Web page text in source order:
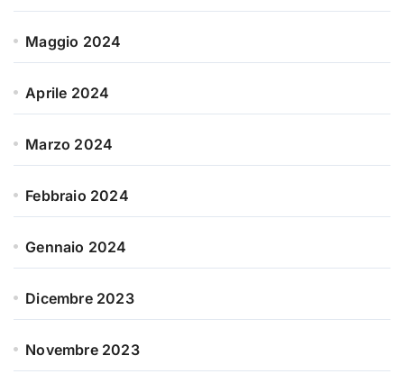
Maggio 2024
Aprile 2024
Marzo 2024
Febbraio 2024
Gennaio 2024
Dicembre 2023
Novembre 2023